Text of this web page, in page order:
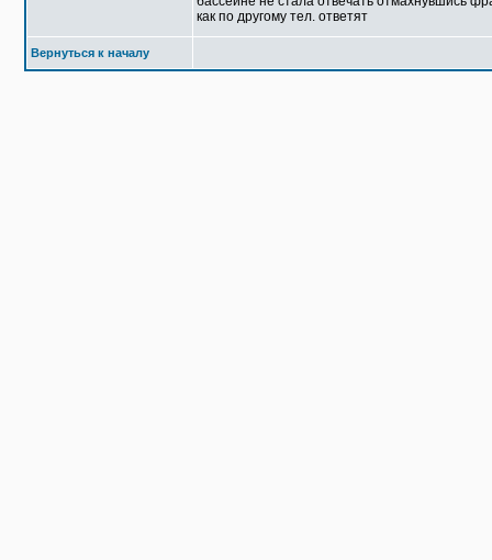
как по другому тел. ответят
Вернуться к началу